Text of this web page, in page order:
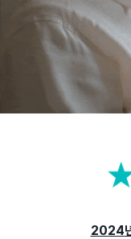
2024